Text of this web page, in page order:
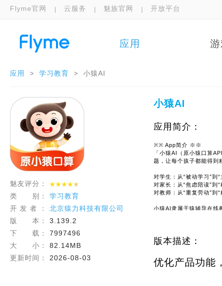
Flyme官网 云服务 魅族官网 开放平台
应用
应用 > 学习教育 > 小猿AI
魅友评分：
类 别：
学习教育
开 发 者 ：
北京猿力科技有限公司
版 本：
3.139.2
下 载：
7997496
大 小：
82.14MB
更新时间：
2026-08-03
小猿AI
应用简介：
※※ App简介 ※※
「小猿AI（原小猿口算
题，让每个孩子都能得到
对学生：从“被动学习”到
对家长：从“焦虑陪读”到
对教师：从“重复劳动”到
小猿AI隶属于猿辅导在线
※※ 功能介绍 ※※
对孩子：学习变有趣，错
版本描述：
优化产品功能